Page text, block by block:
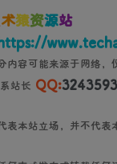
术猿资源站
内容可能来源于网络，
站长 QQ:
表本站立场，并不代表